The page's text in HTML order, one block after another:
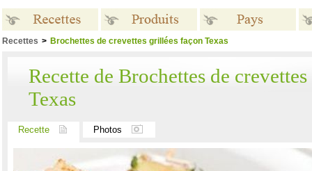
Recettes > Brochettes de crevettes grillées façon Texas
Recette de Brochettes de
Texas
Recette Photos